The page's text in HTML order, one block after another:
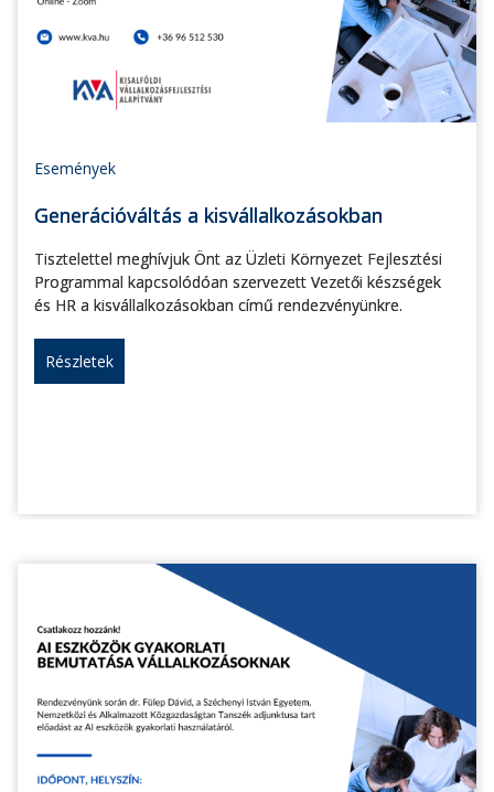
Események
Generációváltás a kisvállalkozásokban
Tisztelettel meghívjuk Önt az Üzleti Környezet Fejlesztési
Programmal kapcsolódóan szervezett Vezetői készségek
és HR a kisvállalkozásokban című rendezvényünkre.
Részletek